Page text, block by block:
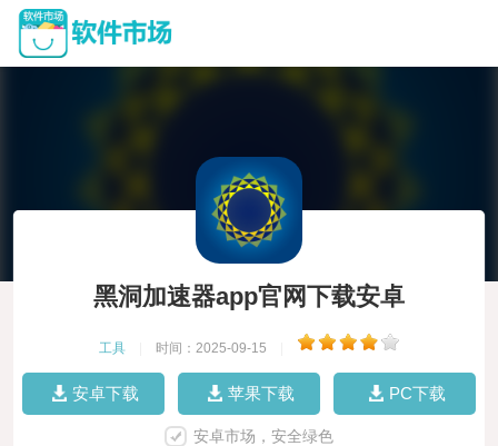
黑洞加速器app官网下载安卓
工具 时间：2025-09-15
安卓下载 苹果下载 PC下载
安卓市场，安全绿色